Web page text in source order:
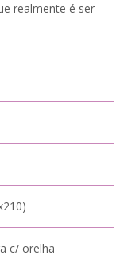
realmente é ser
c/ orelha